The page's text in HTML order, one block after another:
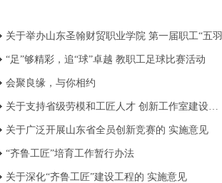
关于举办山东圣翰财贸职业学院 第一届职工“五羽
“足”够精彩，追“球”卓越 教职工足球比赛活动
会聚良缘，与你相约
关于支持省级劳模和工匠人才 创新工作室建设的实
关于广泛开展山东省全员创新竞赛的 实施意见
“齐鲁工匠”培育工作暂行办法
关于深化“齐鲁工匠”建设工程的 实施意见